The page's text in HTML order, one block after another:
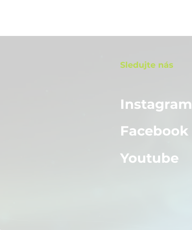
Sledujte nás
Instagram
Facebook
Youtube